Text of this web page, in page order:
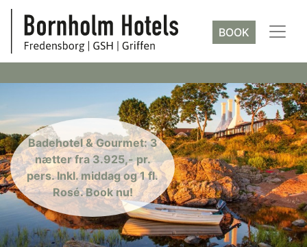
BOOK
Badehotel & Gourmet: 3
nætter fra 3.925,- pr.
pers. Inkl. middag og 1 fl.
Rosé. Book nu!